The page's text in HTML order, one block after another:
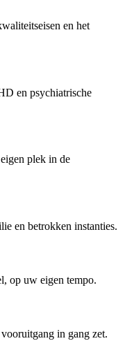
en het
en psychiatrische
plek in de
en betrokken instanties.
op uw eigen tempo.
in gang zet.